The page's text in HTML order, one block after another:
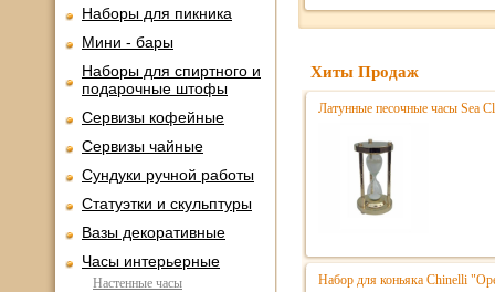
Наборы для пикника
Мини - бары
Наборы для спиртного и
подарочные штофы
Сервизы кофейные
Сервизы чайные
Сундуки ручной работы
Статуэтки и скульптуры
Вазы декоративные
Часы интерьерные
Настенные часы
Хиты Продаж
Латунные песочные часы Sea
Набор для коньяка Chinelli